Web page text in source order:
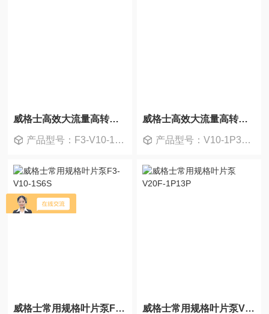
威格士高效大流量高转速叶片泵F3-V10
产品型号：F3-V10-1S6S-1C20L
威格士高效大流量高转速叶片泵V10-1P3P
产品型号：V10-1P3P-1B20
威格士常用规格叶片泵F3-V10-1S6S 威格士常用规格叶片泵V20F-1P13P